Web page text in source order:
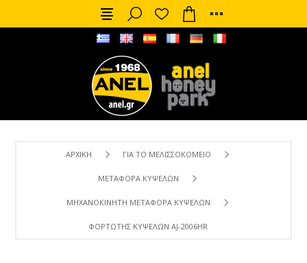
ΑΡΧΙΚΉ ΓΙΑ ΤΟ ΜΕΛΙΣΣΟΚΟΜΕΊΟ
ΜΕΤΑΦΟΡΆ ΚΥΨΕΛΏΝ
ΜΗΧΑΝΟΚΊΝΗΤΗ ΜΕΤΑΦΟΡΆ ΚΥΨΕΛΏΝ
ΦΟΡΤΩΤΉΣ ΚΥΨΕΛΏΝ AJ-2006HR